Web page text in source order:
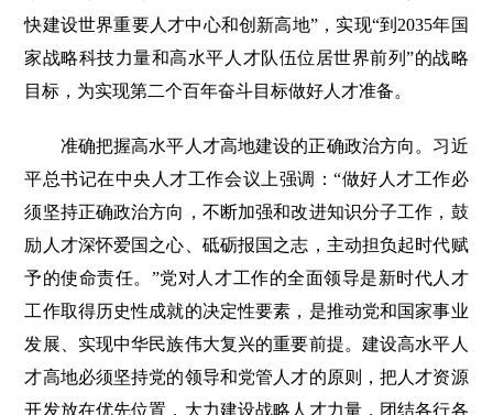
快建设世界重要人才中心和创新高地”，实现“到2035年国
家战略科技力量和高水平人才队伍位居世界前列”的战略
目标，为实现第二个百年奋斗目标做好人才准备。
准确把握高水平人才高地建设的正确政治方向。习近
平总书记在中央人才工作会议上强调：“做好人才工作必
须坚持正确政治方向，不断加强和改进知识分子工作，鼓
励人才深怀爱国之心、砥砺报国之志，主动担负起时代赋
予的使命责任。”党对人才工作的全面领导是新时代人才
工作取得历史性成就的决定性要素，是推动党和国家事业
发展、实现中华民族伟大复兴的重要前提。建设高水平人
才高地必须坚持党的领导和党管人才的原则，把人才资源
开发放在优先位置，大力建设战略人才力量，团结各行各